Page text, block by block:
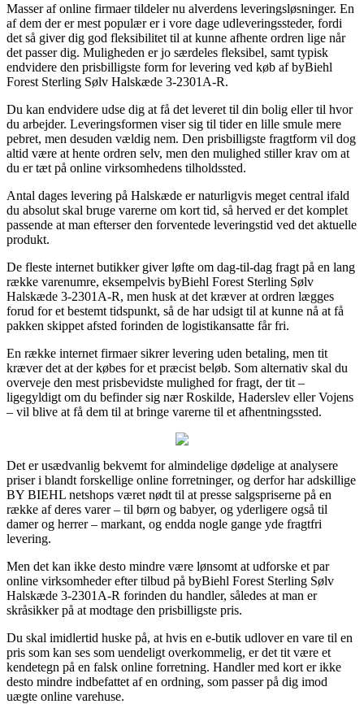
Masser af online firmaer tildeler nu alverdens leveringsløsninger. En
af dem der er mest populær er i vore dage udleveringssteder, fordi
det så giver dig god fleksibilitet til at kunne afhente ordren lige når
det passer dig. Muligheden er jo særdeles fleksibel, samt typisk
endvidere den prisbilligste form for levering ved køb af byBiehl
Forest Sterling Sølv Halskæde 3-2301A-R.
Du kan endvidere udse dig at få det leveret til din bolig eller til hvor
du arbejder. Leveringsformen viser sig til tider en lille smule mere
pebret, men desuden vældig nem. Den prisbilligste fragtform vil dog
altid være at hente ordren selv, men den mulighed stiller krav om at
du er tæt på online virksomhedens tilholdssted.
Antal dages levering på Halskæde er naturligvis meget central ifald
du absolut skal bruge varerne om kort tid, så herved er det komplet
passende at man efterser den forventede leveringstid ved det aktuelle
produkt.
De fleste internet butikker giver løfte om dag-til-dag fragt på en lang
række varenumre, eksempelvis byBiehl Forest Sterling Sølv
Halskæde 3-2301A-R, men husk at det kræver at ordren lægges
forud for et bestemt tidspunkt, så de har udsigt til at kunne nå at få
pakken skippet afsted forinden de logistikansatte får fri.
En række internet firmaer sikrer levering uden betaling, men tit
kræver det at der købes for et præcist beløb. Som alternativ skal du
overveje den mest prisbevidste mulighed for fragt, der tit –
ligegyldigt om du befinder sig nær Roskilde, Haderslev eller Vojens
– vil blive at få dem til at bringe varerne til et afhentningssted.
Det er usædvanlig bekvemt for almindelige dødelige at analysere
priser i blandt forskellige online forretninger, og derfor har adskillige
BY BIEHL netshops været nødt til at presse salgspriserne på en
række af deres varer – til børn og babyer, og yderligere også til
damer og herrer – markant, og endda nogle gange yde fragtfri
levering.
Men det kan ikke desto mindre være lønsomt at udforske et par
online virksomheder efter tilbud på byBiehl Forest Sterling Sølv
Halskæde 3-2301A-R forinden du handler, således at man er
skråsikker på at modtage den prisbilligste pris.
Du skal imidlertid huske på, at hvis en e-butik udlover en vare til en
pris som kan ses som uendeligt overkommelig, er det tit være et
kendetegn på en falsk online forretning. Handler med kort er ikke
desto mindre indbefattet af en ordning, som passer på dig imod
uægte online varehuse.